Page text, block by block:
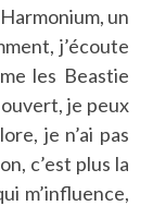
un
j’écoute
les Beastie
ouvert, je peux
je n’ai pas
c’est plus la
m’influence,